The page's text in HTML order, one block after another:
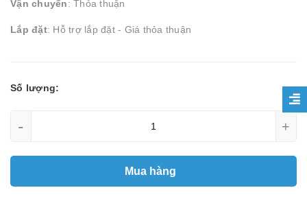
Vận chuyển: Thỏa thuận
Lắp đặt: Hỗ trợ lắp đặt - Giá thỏa thuận
Số lượng:
- +
Mua hàng